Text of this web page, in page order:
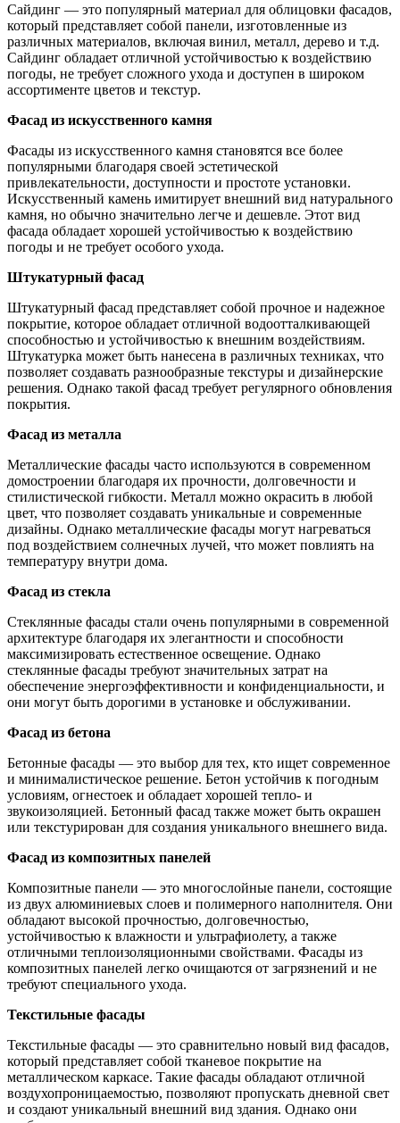
Сайдинг — это популярный материал для облицовки фасадов,
который представляет собой панели, изготовленные из
различных материалов, включая винил, металл, дерево и т.д.
Сайдинг обладает отличной устойчивостью к воздействию
погоды, не требует сложного ухода и доступен в широком
ассортименте цветов и текстур.
Фасад из искусственного камня
Фасады из искусственного камня становятся все более
популярными благодаря своей эстетической
привлекательности, доступности и простоте установки.
Искусственный камень имитирует внешний вид натурального
камня, но обычно значительно легче и дешевле. Этот вид
фасада обладает хорошей устойчивостью к воздействию
погоды и не требует особого ухода.
Штукатурный фасад
Штукатурный фасад представляет собой прочное и надежное
покрытие, которое обладает отличной водоотталкивающей
способностью и устойчивостью к внешним воздействиям.
Штукатурка может быть нанесена в различных техниках, что
позволяет создавать разнообразные текстуры и дизайнерские
решения. Однако такой фасад требует регулярного обновления
покрытия.
Фасад из металла
Металлические фасады часто используются в современном
домостроении благодаря их прочности, долговечности и
стилистической гибкости. Металл можно окрасить в любой
цвет, что позволяет создавать уникальные и современные
дизайны. Однако металлические фасады могут нагреваться
под воздействием солнечных лучей, что может повлиять на
температуру внутри дома.
Фасад из стекла
Стеклянные фасады стали очень популярными в современной
архитектуре благодаря их элегантности и способности
максимизировать естественное освещение. Однако
стеклянные фасады требуют значительных затрат на
обеспечение энергоэффективности и конфиденциальности, и
они могут быть дорогими в установке и обслуживании.
Фасад из бетона
Бетонные фасады — это выбор для тех, кто ищет современное
и минималистическое решение. Бетон устойчив к погодным
условиям, огнестоек и обладает хорошей тепло- и
звукоизоляцией. Бетонный фасад также может быть окрашен
или текстурирован для создания уникального внешнего вида.
Фасад из композитных панелей
Композитные панели — это многослойные панели, состоящие
из двух алюминиевых слоев и полимерного наполнителя. Они
обладают высокой прочностью, долговечностью,
устойчивостью к влажности и ультрафиолету, а также
отличными теплоизоляционными свойствами. Фасады из
композитных панелей легко очищаются от загрязнений и не
требуют специального ухода.
Текстильные фасады
Текстильные фасады — это сравнительно новый вид фасадов,
который представляет собой тканевое покрытие на
металлическом каркасе. Такие фасады обладают отличной
воздухопроницаемостью, позволяют пропускать дневной свет
и создают уникальный внешний вид здания. Однако они